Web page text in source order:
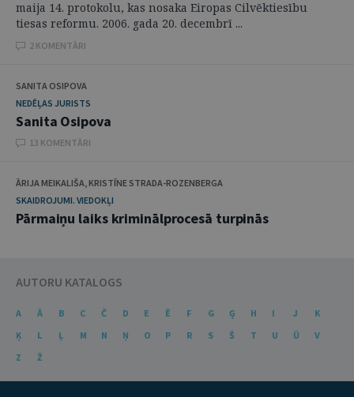
maija 14. protokolu, kas nosaka Eiropas Cilvēktiesību
tiesas reformu. 2006. gada 20. decembrī ...
2 KOMENTĀRI
SANITA OSIPOVA
NEDĒĻAS JURISTS
Sanita Osipova
13 KOMENTĀRI
ĀRIJA MEIKALIŠA, KRISTĪNE STRADA-ROZENBERGA
SKAIDROJUMI. VIEDOKĻI
Pārmaiņu laiks kriminālprocesā turpinās
AUTORU KATALOGS
A Ā B C Č D E Ē F G Ģ H I J
K
Ķ
L Ļ M N Ņ O P R S Š T U Ū
V
Z
Ž